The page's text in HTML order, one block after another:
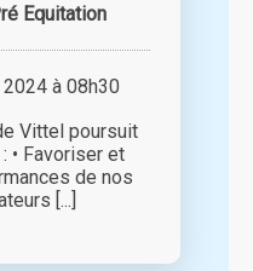
Equitation
à 08h30
Vittel poursuit
• Favoriser et
de nos
[...]